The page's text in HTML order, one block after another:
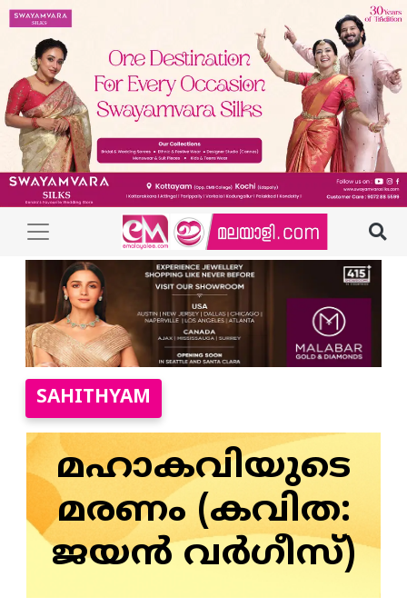
SAHITHYAM
മഹാകവിയുടെ
മരണം (കവിത:
ജയൻ വർഗീസ്)